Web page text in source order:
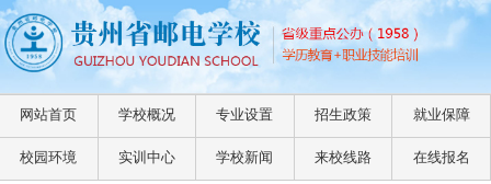
网站首页 学校概况 专业设置 招生政策 就业保障
校园环境 实训中心 学校新闻 来校线路 在线报名